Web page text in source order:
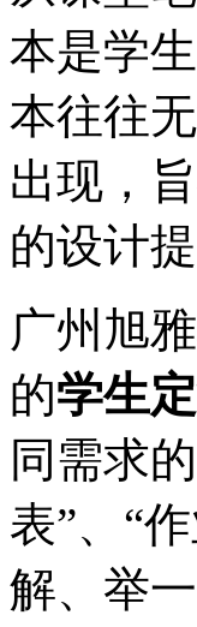
本是学
本往往
出现，
的设计
广州旭
的学生
同需求
表”、“
解、举